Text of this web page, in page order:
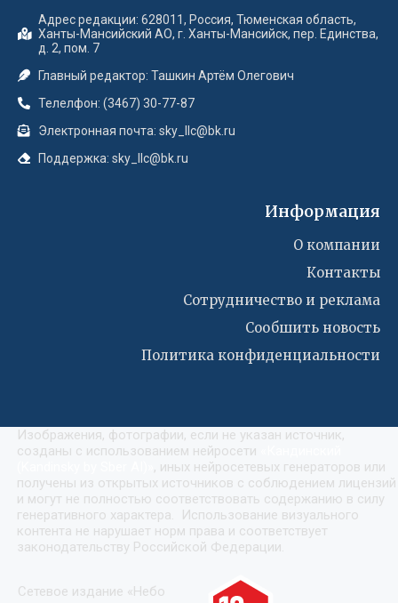
Адрес редакции: 628011, Россия, Тюменская область,
Ханты-Мансийский АО, г. Ханты-Мансийск, пер. Единства,
д. 2, пом. 7
Главный редактор: Ташкин Артём Олегович
Телелфон: (3467) 30-77-87
Электронная почта: sky_llc@bk.ru
Поддержка: sky_llc@bk.ru
Информация
О компании
Контакты
Сотрудничество и реклама
Сообшить новость
Политика конфиденциальности
Изображения, фотографии, если не указан источник,
созданы с использованием нейросети
, иных нейросетевых генераторов или
получены из открытых источников с соблюдением лицензий
и могут не полностью соответствовать содержанию в силу
генеративного характера. Использование визуального
контента не нарушает норм права и соответствует
законодательству Российской Федерации.
Сетевое издание «Небо